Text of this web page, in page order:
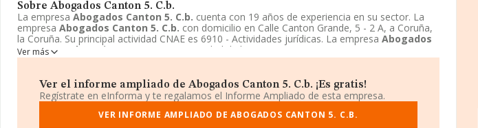
Sobre Abogados Canton 5. C.b.
La empresa Abogados Canton 5. C.b. cuenta con 19 años de experiencia en su sector. La
empresa Abogados Canton 5. C.b. con domicilio en Calle Canton Grande, 5 - 2 A, a Coruña,
la Coruña. Su principal actividad CNAE es 6910 - Actividades jurídicas. La empresa Abogados
Canton 5. C.b.
está inscrita como Comunidad de bienes.
Ver más
Ver el informe ampliado de Abogados Canton 5. C.b. ¡Es gratis!
Regístrate en eInforma y te regalamos el Informe Ampliado de esta empresa.
VER INFORME AMPLIADO DE ABOGADOS CANTON 5. C.B.